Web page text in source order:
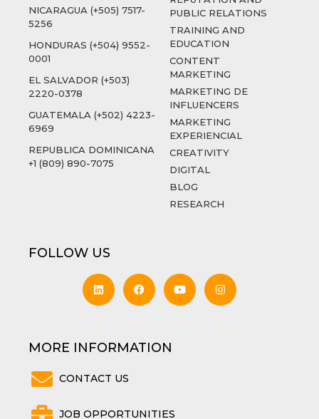
NICARAGUA (+505) 7517-
5256
HONDURAS (+504) 9552-
0001
EL SALVADOR (+503)
2220-0378
GUATEMALA (+502) 4223-
6969
REPUBLICA DOMINICANA
+1 (809) 890-7075
PUBLIC RELATIONS
TRAINING AND
EDUCATION
CONTENT
MARKETING
MARKETING DE
INFLUENCERS
MARKETING
EXPERIENCIAL
CREATIVITY
DIGITAL
BLOG
RESEARCH
FOLLOW US
MORE INFORMATION
CONTACT US
JOB OPPORTUNITIES